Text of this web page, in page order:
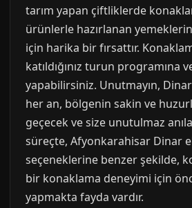
tarım yapan çiftliklerde
ürünlerle hazırlanan yemeklerin
için harika bir fırsattır.
katıldığınız turun programına
yapabilirsiniz. Unutmayın,
her an, bölgenin sakin ve
geçecek ve size unutulmaz
süreçte, Afyonkarahisar Dinar
seçeneklerine benzer şekilde,
bir konaklama deneyimi için
yapmakta fayda vardır.